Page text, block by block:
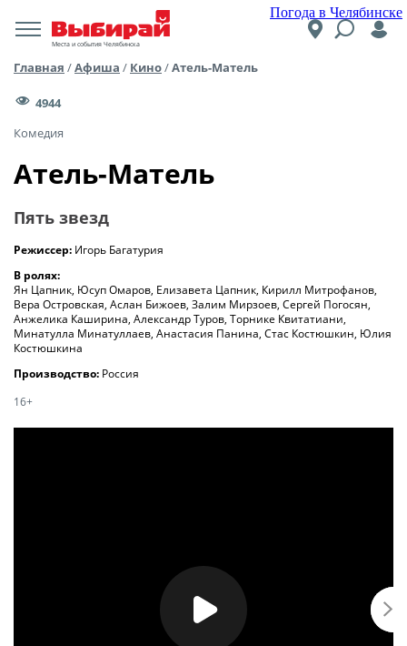
Погода в Челябинске
Места и события Челябинска
Главная /Афиша / Кино/Атель-Матель
4944
Комедия
Атель-Матель
Пять звезд
Режиссер: Игорь Багатурия
В ролях:
Ян Цапник, Юсуп Омаров, Елизавета Цапник, Кирилл Митрофанов,
Вера Островская, Аслан Бижоев, Залим Мирзоев, Сергей Погосян,
Анжелика Каширина, Александр Туров, Торнике Квитатиани,
Минатулла Минатуллаев, Анастасия Панина, Стас Костюшкин, Юлия
Костюшкина
Производство: Россия
16+